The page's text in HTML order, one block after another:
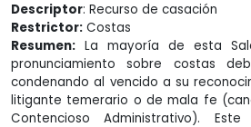
Descriptor: Recurso de casación
Restrictor: Costas
Resumen: La mayoría de esta
pronunciamiento sobre costas
condenando al vencido a su
litigante temerario o de mala fe
Contencioso Administrativo).